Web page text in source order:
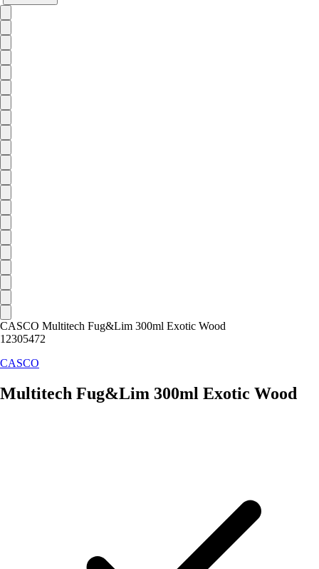
CASCO Multitech Fug&Lim 300ml Exotic Wood
12305472
CASCO
Multitech Fug&Lim 300ml Exotic Wood